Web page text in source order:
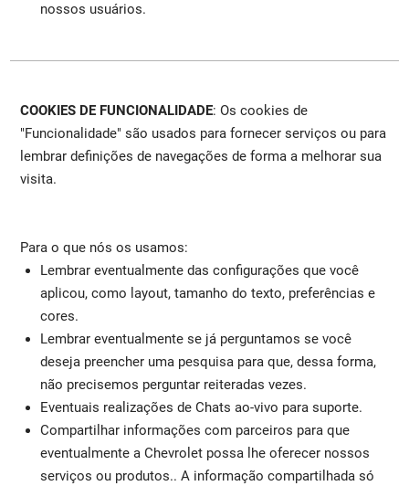
nossos usuários.
COOKIES DE FUNCIONALIDADE: Os cookies de
"Funcionalidade" são usados para fornecer serviços ou para
lembrar definições de navegações de forma a melhorar sua
visita.
Para o que nós os usamos:
Lembrar eventualmente das configurações que você
aplicou, como layout, tamanho do texto, preferências e
cores.
Lembrar eventualmente se já perguntamos se você
deseja preencher uma pesquisa para que, dessa forma,
não precisemos perguntar reiteradas vezes.
Eventuais realizações de Chats ao-vivo para suporte.
Compartilhar informações com parceiros para que
eventualmente a Chevrolet possa lhe oferecer nossos
serviços ou produtos.. A informação compartilhada só